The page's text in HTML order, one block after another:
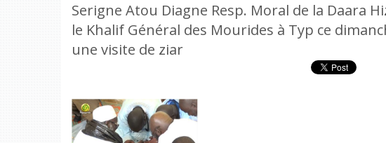
Serigne Atou Diagne Resp. Moral de la Daara
le Khalif Général des Mourides à Typ ce
une visite de ziar